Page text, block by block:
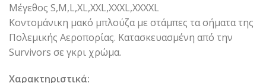
Μέγεθος S,M,L,XL,XXL,XXXL,XXXXL
Κοντομάνικη μακό μπλούζα με στάμπες τα σήματα της
Πολεμικής Αεροπορίας. Κατασκευασμένη από την
Survivors σε γκρι χρώμα.
Χαρακτηριστικά: